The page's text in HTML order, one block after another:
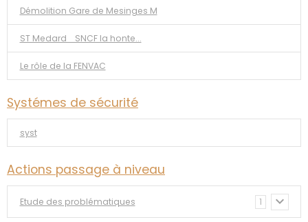
Démolition Gare de Mesinges M
ST Medard _SNCF la honte...
Le rôle de la FENVAC
Systémes de sécurité
syst
Actions passage à niveau
Etude des problématiques 1